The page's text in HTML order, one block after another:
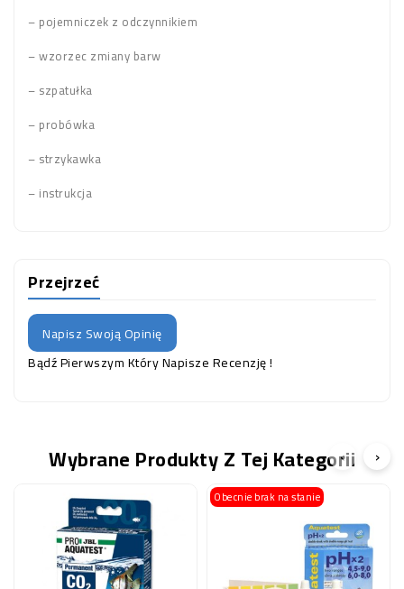
– pojemniczek z odczynnikiem
– wzorzec zmiany barw
– szpatułka
– probówka
– strzykawka
– instrukcja
Przejrzeć
Napisz Swoją Opinię
Bądź Pierwszym Który Napisze Recenzję !
Wybrane Produkty Z Tej Kategorii
Obecnie brak na stanie
‹ ›